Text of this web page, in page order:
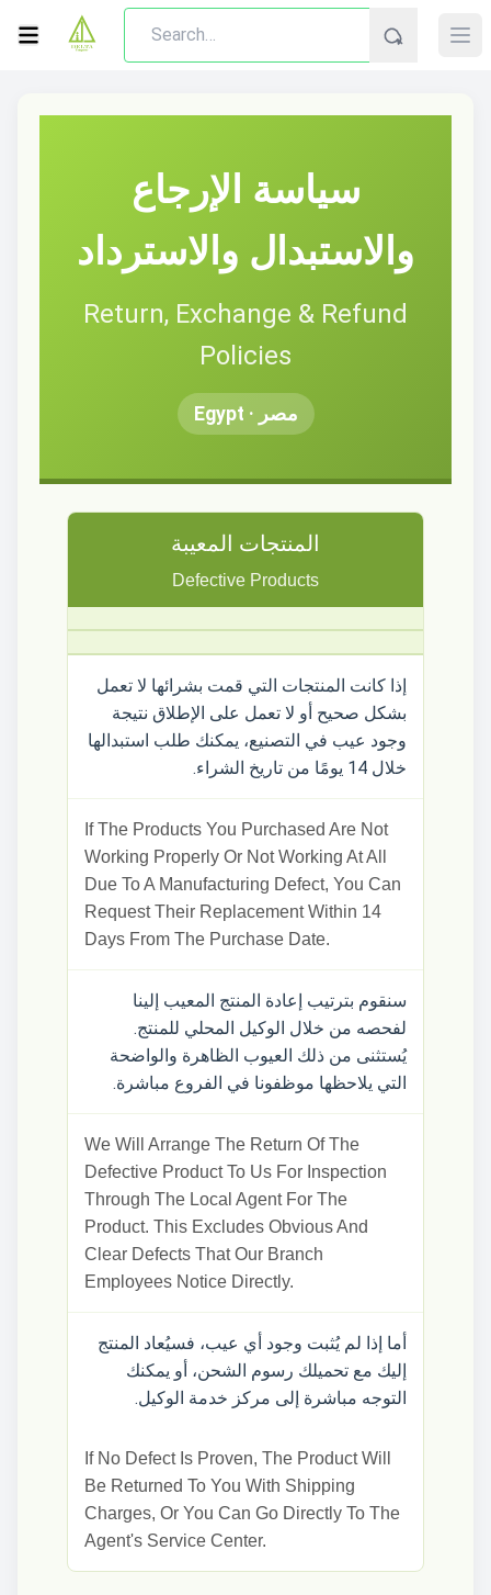
سياسة الإرجاع
والاستبدال والاسترداد
Return, Exchange & Refund
Policies
مصر · Egypt
المنتجات المعيبة
Defective Products
إذا كانت المنتجات التي قمت بشرائها لا تعمل
بشكل صحيح أو لا تعمل على الإطلاق نتيجة
وجود عيب في التصنيع، يمكنك طلب استبدالها
خلال 14 يومًا من تاريخ الشراء.
If The Products You Purchased Are Not
Working Properly Or Not Working At All
Due To A Manufacturing Defect, You Can
Request Their Replacement Within 14
Days From The Purchase Date.
سنقوم بترتيب إعادة المنتج المعيب إلينا
لفحصه من خلال الوكيل المحلي للمنتج.
يُستثنى من ذلك العيوب الظاهرة والواضحة
التي يلاحظها موظفونا في الفروع مباشرة.
We Will Arrange The Return Of The
Defective Product To Us For Inspection
Through The Local Agent For The
Product. This Excludes Obvious And
Clear Defects That Our Branch
Employees Notice Directly.
أما إذا لم يُثبت وجود أي عيب، فسيُعاد المنتج
إليك مع تحميلك رسوم الشحن، أو يمكنك
التوجه مباشرة إلى مركز خدمة الوكيل.
If No Defect Is Proven, The Product Will
Be Returned To You With Shipping
Charges, Or You Can Go Directly To The
Agent's Service Center.